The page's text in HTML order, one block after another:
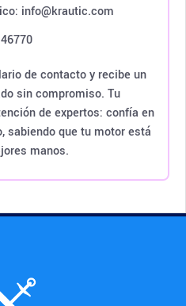
info@krautic.com
46770
de contacto y recibe un
sin compromiso. Tu
de expertos: confía en
sabiendo que tu motor está
manos.